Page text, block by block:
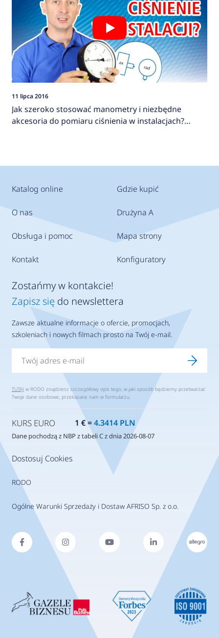
11 lipca 2016
Jak szeroko stosować manometry i niezbędne
akcesoria do pomiaru ciśnienia w instalacjach?
Katalog online
O nas
Obsługa i pomoc
Kontakt
Gdzie kupić
Drużyna A
Mapa strony
Konfiguratory
Dostosuj Cookies
RODO
Ogólne Warunki Sprzedaży i Dostaw AFRISO Sp. z o.o.
Zostańmy w kontakcie!
Zapisz się do newslettera
Zawsze aktualne informacje o ofercie, promocjach,
szkoleniach i nowych filmach prosto na Twój e-mail.
TUTAJ w RODO znajdziesz szczegółowy opis tego, w jaki sposób będziemy przetwarzać
Twoje dane osobowe, przekazane nam w formularzu.
KURS EURO 1 € =4.3414 PLN
Dane pochodzą z NBP z tabeli C z dnia 2026-08-07